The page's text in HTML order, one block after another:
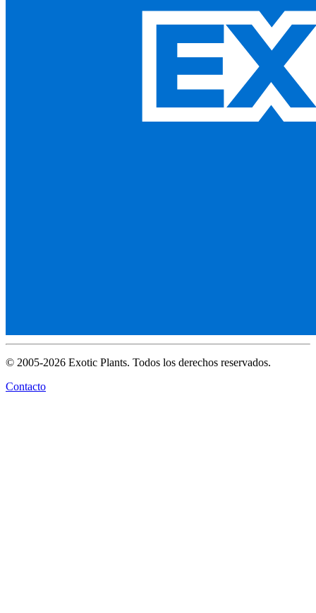
© 2005-2026 Exotic Plants. Todos los derechos reservados.
Contacto